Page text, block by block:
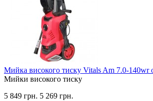
Мийка високого тиску Vitals Am 7.0-140wr
Мийки високого тиску
5 849 грн. 5 269 грн.